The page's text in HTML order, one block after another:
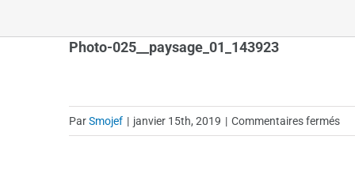
Photo-025__paysage_01_143923
ParSmojef | janvier 15th, 2019 | Commentaires ferméssur